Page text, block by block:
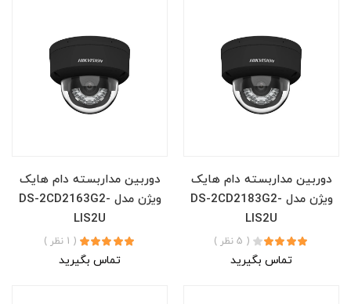
دوربین مداربسته دام هایک
ویژن مدل DS-2CD2183G2-
LIS2U
( 5 نظر )
تماس بگیرید
دوربین مداربسته دام هایک
ویژن مدل DS-2CD2163G2-
LIS2U
( 1 نظر )
تماس بگیرید